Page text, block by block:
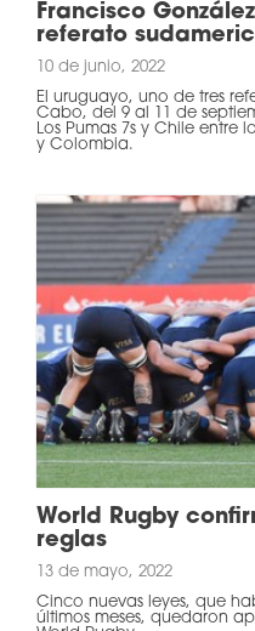
Francisco
referato
10 de junio, 2022
El uruguayo, uno de tres
Cabo, del 9 al 11 de
Los Pumas 7s y Chile entre
y Colombia.
World Rugby
reglas
13 de mayo, 2022
Cinco nuevas leyes, que
últimos meses, quedaron